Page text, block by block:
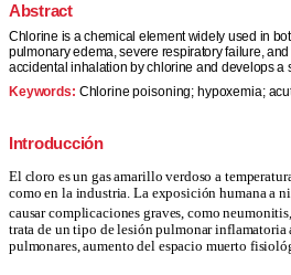
Abstract
Chlorine is a chemical element widely used in
pulmonary edema, severe respiratory failure,
accidental inhalation by chlorine and develops a
Keywords: Chlorine poisoning; hypoxemia;
Introducción
El cloro es un gas amarillo verdoso a
como en la industria. La exposición humana a
causar complicaciones graves, como
trata de un tipo de lesión pulmonar inflamatoria
pulmonares, aumento del espacio muerto fisioló